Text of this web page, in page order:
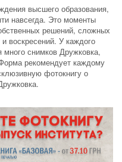
высшего образования,
навсегда. Это моменты
решений, сложных
воскресений. У каждого
много снимков Дружковка,
рекомендует каждому
фотокнигу о